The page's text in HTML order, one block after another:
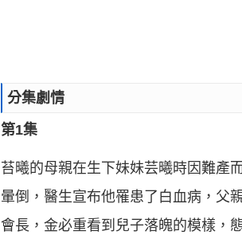
分集劇情
第1集
苔曦的母親在生下妹妹芸曦時因難產
暈倒，醫生宣布他罹患了白血病，父
會長，金必重看到兒子落魄的模樣，